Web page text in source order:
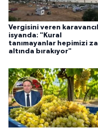
Vergisini veren
isyanda: "Kural
tanımayanlar hepimizi
altında bırakıyor"